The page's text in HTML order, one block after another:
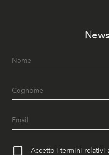
Accetto i termini relativi